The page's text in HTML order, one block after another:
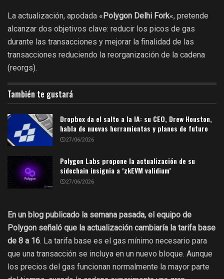
La actualización, apodada «Polygon Delhi Fork«, pretende
alcanzar dos objetivos clave: reducir los picos de gas
durante las transacciones y mejorar la finalidad de las
transacciones reduciendo la reorganización de la cadena
(reorgs).
También te gustará
Dropbox da el salto a la IA: su CEO, Drew Houston,
habla de nuevas herramientas y planes de futuro
27/06/2026
Polygon Labs propone la actualización de su
sidechain insignia a ‘zkEVM validium’
27/06/2026
En un blog publicado la semana pasada, el equipo de
Polygon señaló que la actualización cambiaría la tarifa base
de 8 a 16. La tarifa base es el gas mínimo necesario para
que una transacción se incluya en un nuevo bloque. Aunque
los precios del gas funcionan normalmente la mayor parte